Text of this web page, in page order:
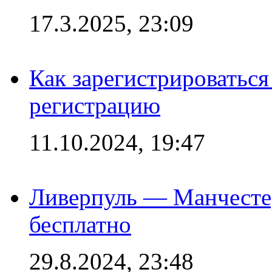
17.3.2025, 23:09
Как
регистрацию
11.10.2024, 19:47
Ливерпуль —
бесплатно
29.8.2024, 23:48